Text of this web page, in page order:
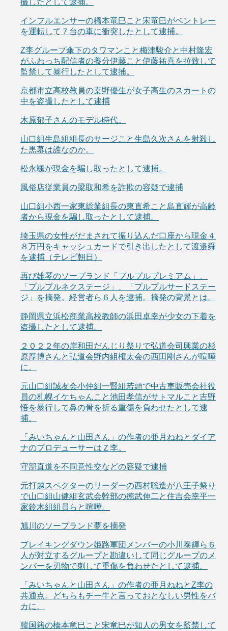
撮したとして逮捕。
インフルエンサーの橋本竜巳こと宋竜巳がベントレー
を運転して７台の車に衝突したとして逮捕。
Z李グループ傘下のタワマンこと梅津駿介と中村隆宏
がふわっち配信者の養分伊藤こと伊藤祐喜を拉致して
監禁して暴行したとして逮捕。
京都市立高校教員の桒野優生が女子高生のスカートの
中を盗撮したとして逮捕
木原郁子さんのモデル時代。
山口組生島組組長のサージこと生島久次さんを射殺し
た黒幕は誰なのか。
松永颯が現金を騙し取ったとして逮捕。
風俗店従業員の梁取和希を詐欺の容疑で逮捕
山口組小西一家東総業組長の東直希こと島直輝が高齢
者から現金を騙し取ったとして逮捕。
埼玉県の女性がだまされて振り込んだ口座から現金４
８万円をキャッシュカードで引き出したとして渡邉舜
を逮捕（テレビ朝日）
再び雄琴のソープランド「プルプルプレミアム」、
「プルプルネクステージ」、「プルプルサードステー
ジ」を摘発。経営者ら６人を逮捕。摘発の背景とは。
静岡県立浜松商業高校教師の浜田卓幸が少女の下着を
盗撮したとして逮捕。
２０２２年の岸和田だんじり祭りで弘道会司興業の杉
原厚博さんと弘道会野内組権太会の西田剛さんが喧嘩
に。
元山口組誠友会小仲組一賢組若頭で中古車販売会社役
員の札幌イケちゃんこと池田孝信がサトマルこと吉野
悟を暴行して鼻の骨を折る重傷を負わせたとして逮
捕。
「みいちゃんと山田さん」の作者の亜月ねねとダイア
ナのプロデューサーはＺ李。
守部直道を不同意性交などの容疑で逮捕
元打越スペクターのリーダーの西村聡造が八王子祭り
で山口組山健組玄武会幹部の徳武伸二と住吉会幸平一
家鈴木組組員らと喧嘩。
旭川のソープランド夢を摘発
ブレイキングダウン姫路軍団メンバーの小川泰輝ら６
人が対立するグループと勘違いして同じグループのメ
ンバーを刃物で刺して重傷を負わせたとして逮捕。
「みいちゃんと山田さん」の作者の亜月ねねとZ李の
共通点。どちらもチー牛と言っておとなしい男性をバ
カに。
韓国籍の橋本竜巳こと宋竜巳が知人の男女を監禁して